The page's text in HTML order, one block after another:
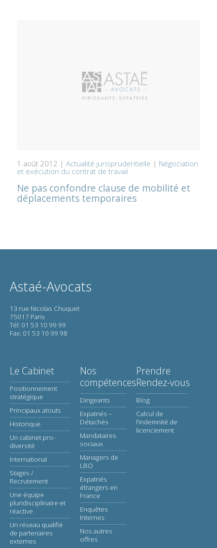
1 août 2012 | Actualité jurisprudentielle | Négociation
et exécution du contrat de travail
Ne pas confondre clause de mobilité et
déplacements temporaires
Astaé-Avocats
13 rue Nicolas Chuquet
75017 Paris
Tél: 01 53 10 99 99
Fax: 01 53 10 99 98
Le Cabinet
Positionnement
stratégique
Principaux atouts
Historique
Un cabinet pro-
diversité
International
Stages /
Recrutement
Une équipe
pluridisciplinaire et
réactive
Un réseau qualifié
de partenaires
externes
Nos
compétences
Dirigeants
Expatriés –
Détachés
Mandataires
sociaux
Managers de
LBO
Expatriés
étrangers en
France
Enquêtes
Internes
Nos autres
offres
Prendre
Rendez-vous
Blog
Calcul de
l’indemnité de
licenciement